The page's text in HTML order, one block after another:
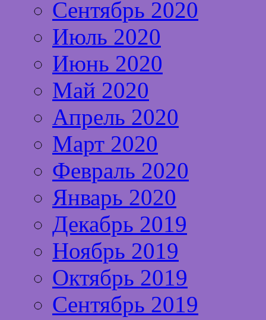
Сентябрь 2020
Июль 2020
Июнь 2020
Май 2020
Апрель 2020
Март 2020
Февраль 2020
Январь 2020
Декабрь 2019
Ноябрь 2019
Октябрь 2019
Сентябрь 2019